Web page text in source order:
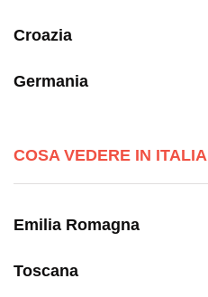
Croazia
Germania
COSA VEDERE IN ITALIA
Emilia Romagna
Toscana